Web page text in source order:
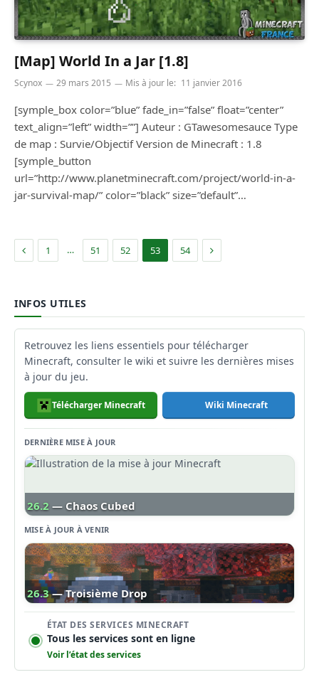
[Map] World In a Jar [1.8]
Scynox 29 mars 2015 Mis à jour le: 11 janvier 2016
[symple_box color=”blue” fade_in=”false” float=”center”
text_align=”left” width=””] Auteur : GTawesomesauce Type
de map : Survie/Objectif Version de Minecraft : 1.8
[symple_button
url=”http://www.planetminecraft.com/project/world-in-a-
jar-survival-map/” color=”black” size=”default”…
Précédent
1 … 51 52 53 54 Suivant
INFOS UTILES
Retrouvez les liens essentiels pour télécharger
Minecraft, consulter le wiki et suivre les dernières mises
à jour du jeu.
Télécharger Minecraft Wiki Minecraft
DERNIÈRE MISE À JOUR
26.2 — Chaos Cubed
MISE À JOUR À VENIR
26.3 — Troisième Drop
ÉTAT DES SERVICES MINECRAFT
Tous les services sont en ligne
Voir l’état des services